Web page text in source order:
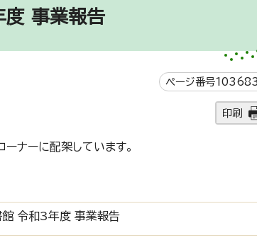
度 事業報告
ページ番号
印刷
ナーに配架しています。
館 令和3年度 事業報告